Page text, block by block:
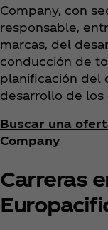
Company, con
responsable,
marcas, del
conducción de
planificación del
desarrollo de
Buscar una
Company
Carreras